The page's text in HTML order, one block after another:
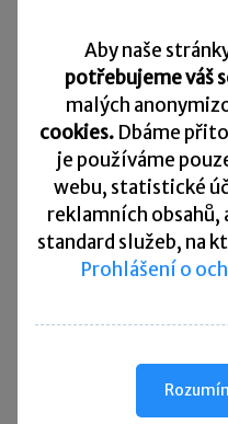
Délka podpůrčí doby
do 50 let v délce5
od 50 do 55 let v
nad 55 let v délce
Pozor, pokud budete
kompenzační bonus.
vyplacena podpora v
Aby naše
potřebujeme váš
malých
cookies. Dbáme
je používáme
webu, statistické
reklamních
standard služeb, na
Prohlášení o